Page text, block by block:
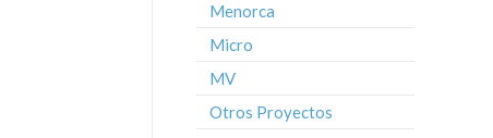
Menorca
Micro
MV
Otros Proyectos